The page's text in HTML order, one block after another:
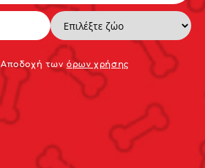
Αποδoχή τωνόρων χρήσης